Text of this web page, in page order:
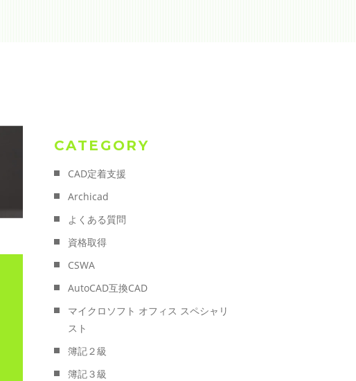
CATEGORY
CAD定着支援
Archicad
よくある質問
資格取得
CSWA
AutoCAD互換CAD
マイクロソフト オフィス スペシャリ
スト
簿記２級
簿記３級